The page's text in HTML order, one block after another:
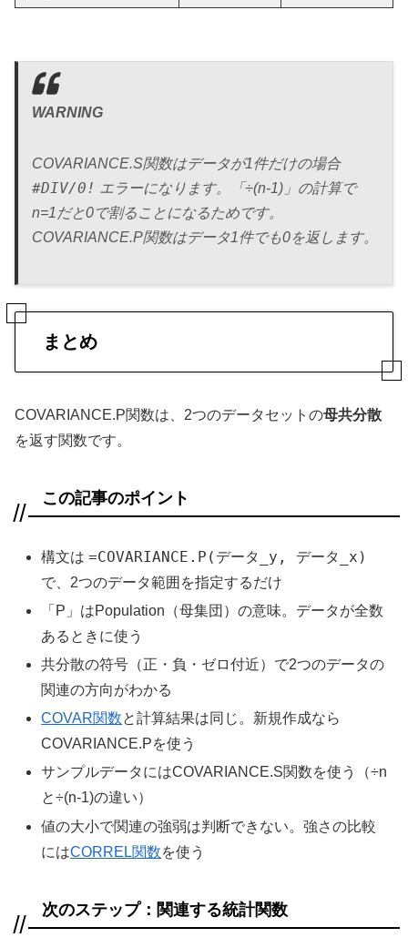
WARNING
COVARIANCE.S関数はデータが1件だけの場合
#DIV/0! エラーになります。「÷(n-1)」の計算で
n=1だと0で割ることになるためです。
COVARIANCE.P関数はデータ1件でも0を返します。
まとめ
COVARIANCE.P関数は、2つのデータセットの母共分散
を返す関数です。
この記事のポイント
構文は=COVARIANCE.P(データ_y, データ_x)
で、2つのデータ範囲を指定するだけ
「P」はPopulation（母集団）の意味。データが全数
あるときに使う
共分散の符号（正・負・ゼロ付近）で2つのデータの
関連の方向がわかる
COVAR関数と計算結果は同じ。新規作成なら
COVARIANCE.Pを使う
サンプルデータにはCOVARIANCE.S関数を使う（÷n
と÷(n-1)の違い）
値の大小で関連の強弱は判断できない。強さの比較
にはCORREL関数を使う
次のステップ：関連する統計関数